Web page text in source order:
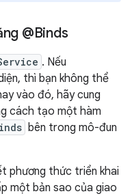
@Binds
. Nếu
thì bạn không thể
vào đó, hãy cung
cách tạo một hàm
bên trong mô-đun
phương thức triển khai
một bản sao của giao